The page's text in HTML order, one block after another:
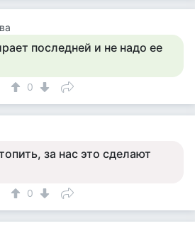
последней и не надо ее
0
за нас это сделают
0